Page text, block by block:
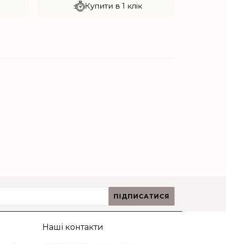
Купити в 1 клік
ПІДПИСАТИСЯ
Наші контакти